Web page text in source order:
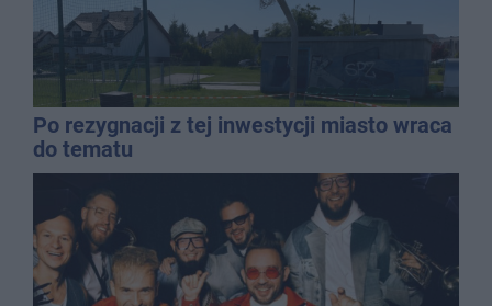
Po rezygnacji z tej inwestycji miasto wraca
do tematu